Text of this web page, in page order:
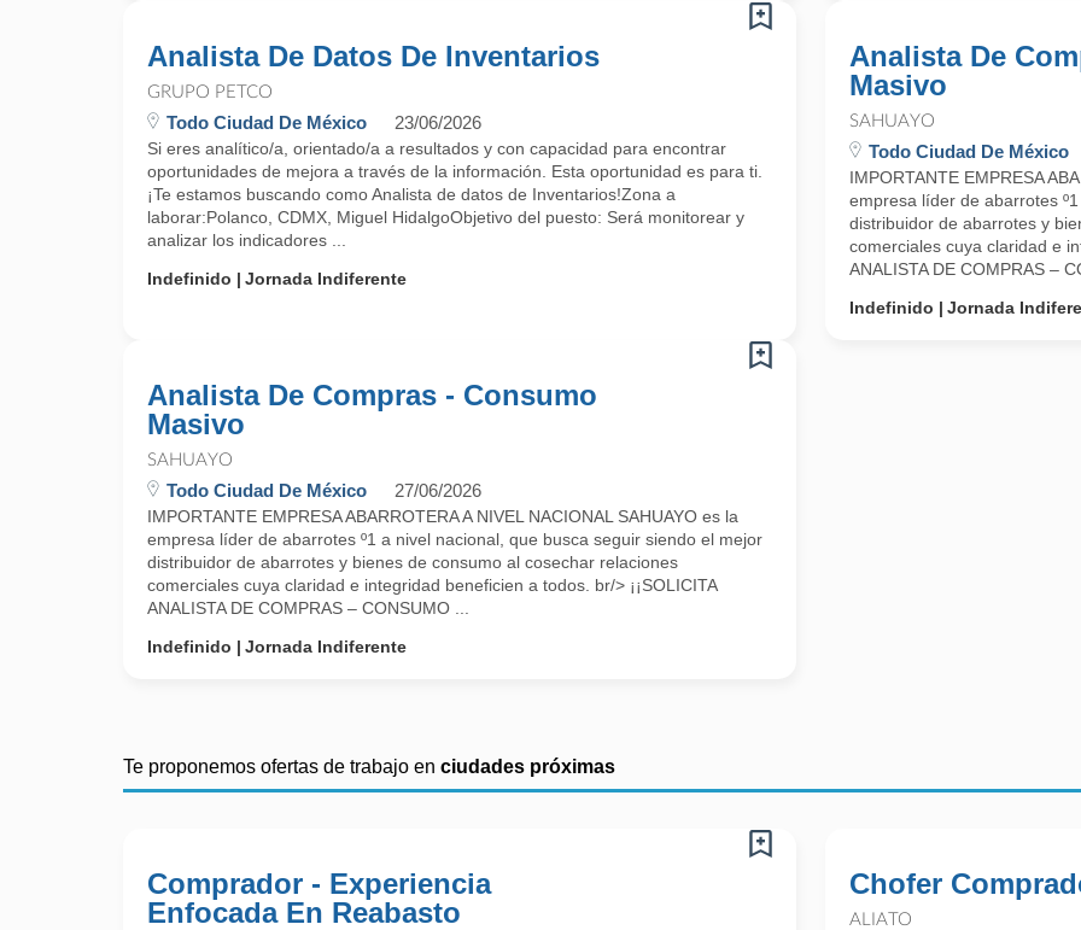
Analista De Datos De Inventarios
GRUPO PETCO
Todo Ciudad De México 23/06/2026
Si eres analítico/a, orientado/a a resultados y con capacidad para encontrar
oportunidades de mejora a través de la información. Esta oportunidad es para ti.
¡Te estamos buscando como Analista de datos de Inventarios!Zona a
laborar:Polanco, CDMX, Miguel HidalgoObjetivo del puesto: Será monitorear y
analizar los indicadores ...
Indefinido
Jornada Indiferente
Analista De
Masivo
SAHUAYO
Todo Ciudad De México
IMPORTANTE EMPRESA
empresa líder de abarrotes
distribuidor de abarrotes y
comerciales cuya claridad e
ANALISTA DE COMPRAS –
Indefinido
Jornada
Analista De Compras - Consumo
Masivo
SAHUAYO
Todo Ciudad De México 27/06/2026
IMPORTANTE EMPRESA ABARROTERA A NIVEL NACIONAL SAHUAYO es la
empresa líder de abarrotes º1 a nivel nacional, que busca seguir siendo el mejor
distribuidor de abarrotes y bienes de consumo al cosechar relaciones
comerciales cuya claridad e integridad beneficien a todos. br/> ¡¡SOLICITA
ANALISTA DE COMPRAS – CONSUMO ...
Indefinido
Jornada Indiferente
Te proponemos ofertas de trabajo en ciudades próximas
Comprador - Experiencia
Enfocada En Reabasto
Chofer
ALIATO